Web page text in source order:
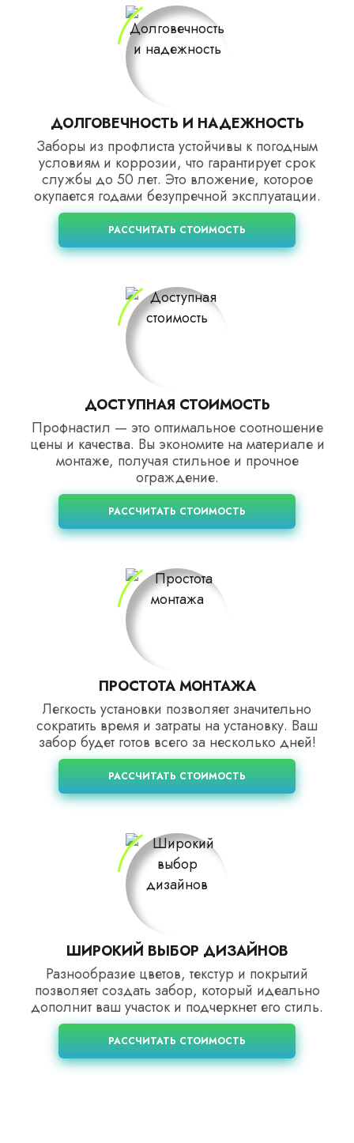
ДОЛГОВЕЧНОСТЬ И НАДЕЖНОСТЬ
Заборы из профлиста устойчивы к погодным
условиям и коррозии, что гарантирует срок
службы до 50 лет. Это вложение, которое
окупается годами безупречной эксплуатации.
РАССЧИТАТЬ СТОИМОСТЬ
ДОСТУПНАЯ СТОИМОСТЬ
Профнастил — это оптимальное соотношение
цены и качества. Вы экономите на материале и
монтаже, получая стильное и прочное
ограждение.
РАССЧИТАТЬ СТОИМОСТЬ
ПРОСТОТА МОНТАЖА
Легкость установки позволяет значительно
сократить время и затраты на установку. Ваш
забор будет готов всего за несколько дней!
РАССЧИТАТЬ СТОИМОСТЬ
ШИРОКИЙ ВЫБОР ДИЗАЙНОВ
Разнообразие цветов, текстур и покрытий
позволяет создать забор, который идеально
дополнит ваш участок и подчеркнет его стиль.
РАССЧИТАТЬ СТОИМОСТЬ